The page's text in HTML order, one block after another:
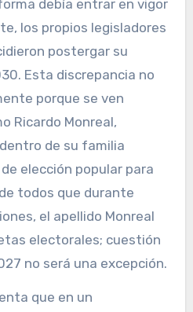
debía entrar en vigor
los propios legisladores
postergar su
Esta discrepancia no
porque se ven
Ricardo Monreal,
de su familia
elección popular para
todos que durante
el apellido Monreal
electorales; cuestión
no será una excepción.
que en un